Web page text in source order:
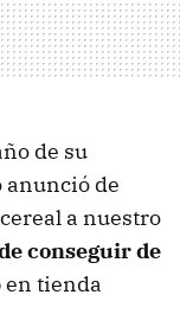
de su
anunció de
a nuestro
conseguir de
en tienda